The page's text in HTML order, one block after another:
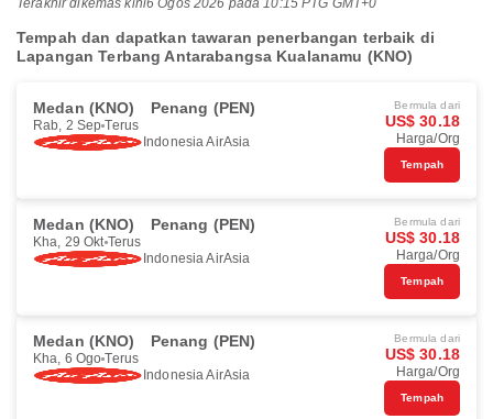
Terakhir dikemas kini6 Ogos 2026 pada 10:15 PTG GMT+0
Tempah dan dapatkan tawaran penerbangan terbaik di
Lapangan Terbang Antarabangsa Kualanamu (KNO)
Medan (KNO) Penang (PEN)
Rab, 2 Sep Terus
Indonesia AirAsia
Bermula dari
US$ 30.18
Harga/Org
Tempah
Medan (KNO) Penang (PEN)
Kha, 29 Okt Terus
Indonesia AirAsia
Bermula dari
US$ 30.18
Harga/Org
Tempah
Medan (KNO) Penang (PEN)
Kha, 6 Ogo Terus
Indonesia AirAsia
Bermula dari
US$ 30.18
Harga/Org
Tempah